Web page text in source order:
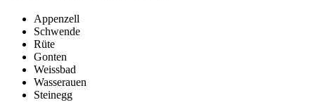
Appenzell
Schwende
Rüte
Gonten
Weissbad
Wasserauen
Steinegg